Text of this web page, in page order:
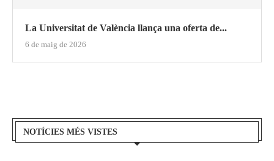
La Universitat de València llança una oferta de...
6 de maig de 2026
NOTÍCIES MÉS VISTES